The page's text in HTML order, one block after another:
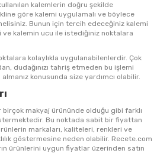
kalemlerin doğru şekilde
göre kalemi uygulamalı ve böylece
Bunun için tercih edeceğiniz kalemi
kalemin ucu ile istediğiniz noktalara
kolaylıkla uygulanabilenlerdir. Çok
dudağınızı tahriş etmeden bu işlemi
konusunda size yardımcı olabilir.
birçok makyaj ürününde olduğu gibi farklı
Bu noktada sabit bir fiyattan
markaları, kaliteleri, renkleri ve
göstermesine neden olabilir. Recete.com
ürünlerini uygun fiyatlar üzerinden satın